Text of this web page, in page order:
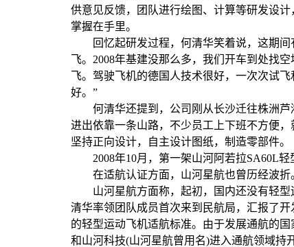
供意见反馈，团队进行绘图、计算等研发设
掌握在手里。
回忆起研发过程，何清华笑着说，这期间
飞。2008年基建没那么多，我们开车到处找
飞。驾驶飞机的德国人技术很好，一次次试
好。”
何清华还提到，公司刚从长沙迁往株洲芦
进出依靠一条山路，不少员工上下班不方便
坚持正向设计，自主设计图纸，制造零部件。
2008年10月，第一架山河阿若拉SA60L轻
在适航认证方面，山河星航也曾历经波折
山河星航方面称，起初，国内还没有轻型
清华率领团队成员首次来到民航局，汇报了
的轻型运动飞机适航标准。由于发展通航的
和山河科技(山河星航曾用名)进入通航领域持